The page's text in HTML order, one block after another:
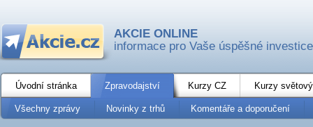
AKCIE ONLINE
informace pro Vaše úspěšné investice
Úvodní stránka Zpravodajství Kurzy CZ Kurzy
Všechny zprávy Novinky z trhů Komentáře a doporučení